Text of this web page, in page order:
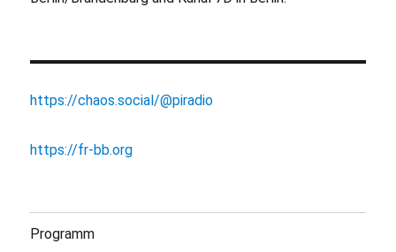
https://chaos.social/@piradio
https://fr-bb.org
Programm